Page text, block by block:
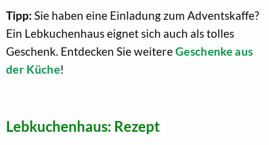
Tipp: Sie haben eine Einladung zum Adventskaffe?
Ein Lebkuchenhaus eignet sich auch als tolles
Geschenk. Entdecken Sie weitereGeschenke aus
der Küche!
Lebkuchenhaus: Rezept